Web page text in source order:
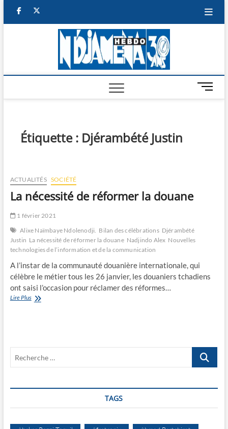
facebook
M
e
Étiquette : Djérambété Justin
ACTUALITÉS SOCIÉTÉ
La nécessité de réformer la douane
1 février 2021
Alixe Naïmbaye Ndolenodji. Bilan des célébrations Djérambété
Justin La nécessité de réformer la douane Nadjindo Alex Nouvelles
technologies de l’information et de la communication
A l’instar de la communauté douanière internationale, qui
célèbre le métier tous les 26 janvier, les douaniers tchadiens
ont saisi l’occasion pour réclamer des réformes…
Lire PlusLa
Recherche
TAGS